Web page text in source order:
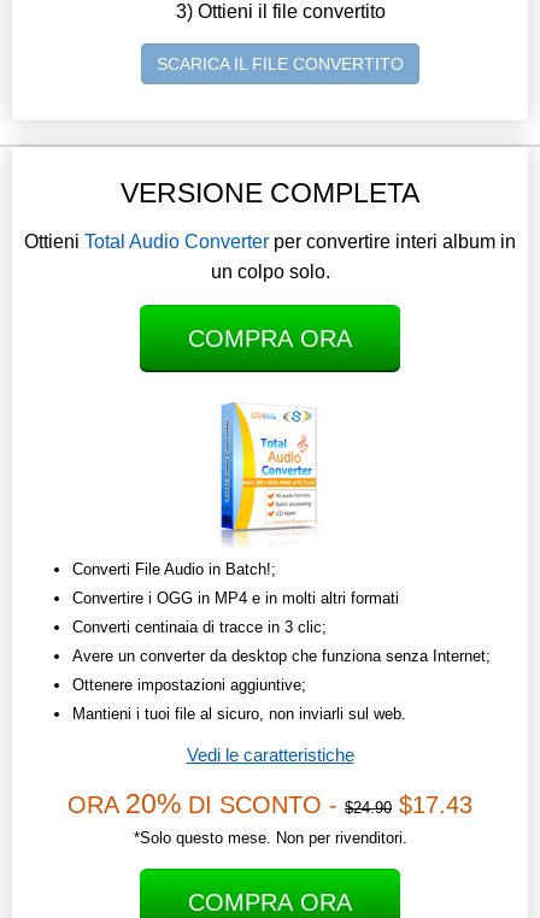
3) Ottieni il file convertito
SCARICA IL FILE CONVERTITO
VERSIONE COMPLETA
Ottieni Total Audio Converter per convertire interi album in
un colpo solo.
COMPRA ORA
Converti File Audio in Batch!;
Convertire i OGG in MP4 e in molti altri formati
Converti centinaia di tracce in 3 clic;
Avere un converter da desktop che funziona senza Internet;
Ottenere impostazioni aggiuntive;
Mantieni i tuoi file al sicuro, non inviarli sul web.
Vedi le caratteristiche
ORA 20% DI SCONTO - $24.90 $17.43
*Solo questo mese. Non per rivenditori.
COMPRA ORA